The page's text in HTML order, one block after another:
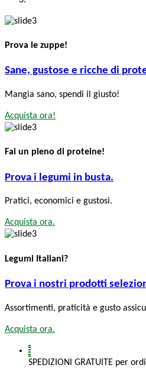
Prova le zuppe!
Sane, gustose e ricche di
Mangia sano, spendi il giusto!
Acquista ora!
Fai un pieno di proteine!
Prova i legumi in busta.
Pratici, economici e gustosi.
Acquista ora.
Legumi Italiani?
Prova i nostri prodotti
Assortimenti, praticità e gusto
Acquista ora.
SPEDIZIONI GRATUITE per